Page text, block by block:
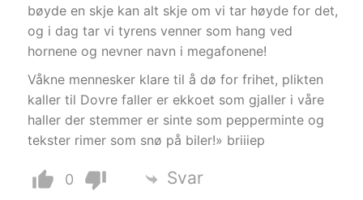
bøyde en skje kan alt skje om vi tar høyde for det,
og i dag tar vi tyrens venner som hang ved
hornene og nevner navn i megafonene!
Våkne mennesker klare til å dø for frihet, plikten
kaller til Dovre faller er ekkoet som gjaller i våre
haller der stemmer er sinte som pepperminte og
tekster rimer som snø på biler!» briiiep
0 Svar